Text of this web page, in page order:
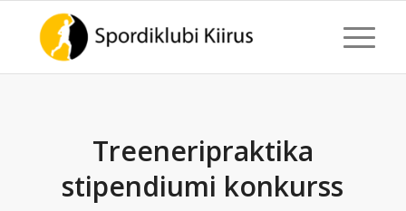
Treeneripraktika
stipendiumi konkurss